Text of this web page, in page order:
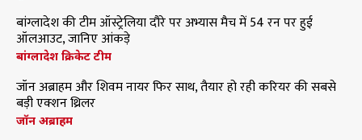
बांग्लादेश की टीम ऑस्ट्रेलिया दौरे पर अभ्यास मैच में 54 रन पर हुई
ऑलआउट, जानिए आंकड़े
बांग्लादेश क्रिकेट टीम
जॉन अब्राहम और शिवम नायर फिर साथ, तैयार हो रही करियर की सबसे
बड़ी एक्शन थ्रिलर
जॉन अब्राहम